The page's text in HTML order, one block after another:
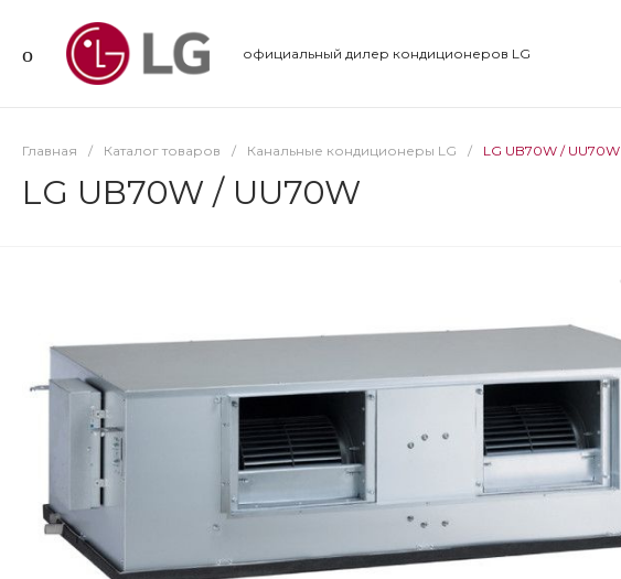
официальный дилер кондиционеров LG
Главная / Каталог товаров / Канальные кондиционеры LG / LG UB70W / UU70W
LG UB70W / UU70W